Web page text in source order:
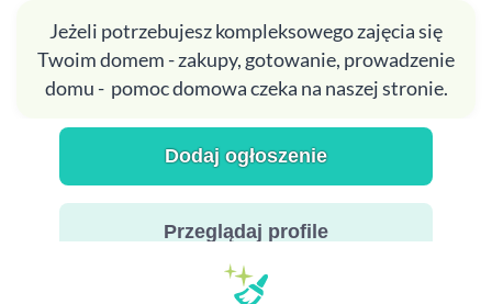
Jeżeli potrzebujesz kompleksowego zajęcia się
Twoim domem - zakupy, gotowanie, prowadzenie
domu - pomoc domowa czeka na naszej stronie.
Dodaj ogłoszenie
Przeglądaj profile